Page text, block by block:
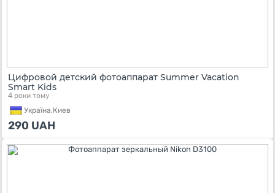
Цифровой детский фотоаппарат Summer Vacation
Smart Kids
4 роки тому
Україна,Киев
290 UAH